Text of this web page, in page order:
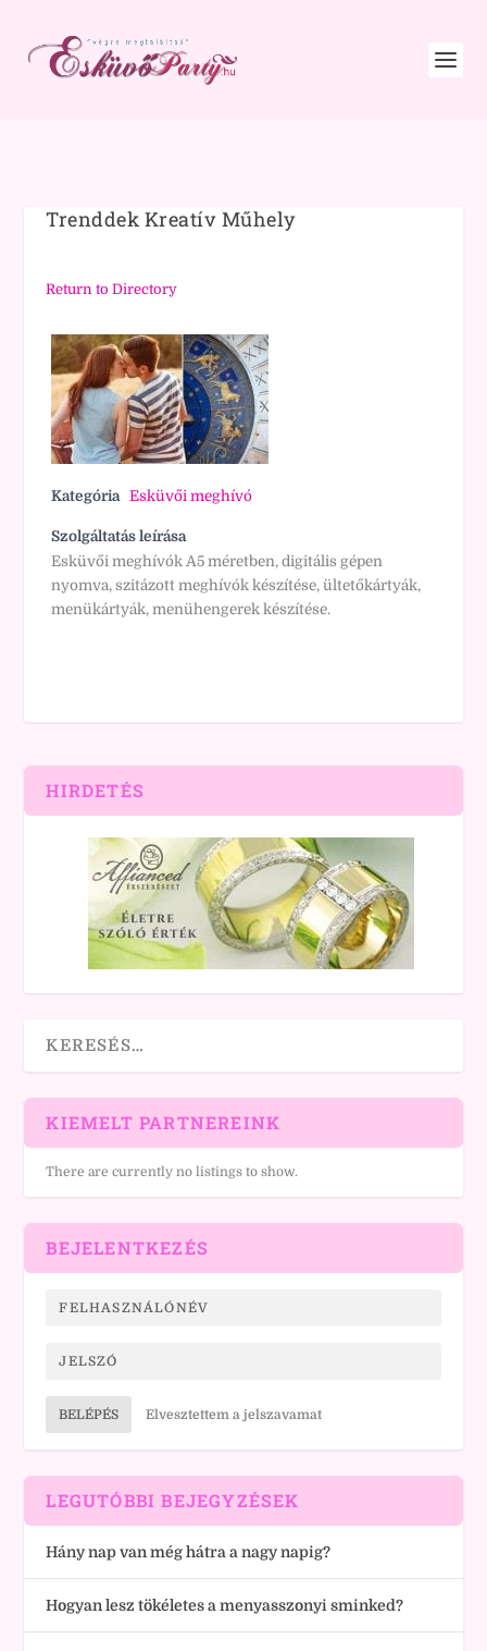
Trenddek Kreatív Műhely
Return to Directory
Kategória Esküvői meghívó
Szolgáltatás leírása
Esküvői meghívók A5 méretben, digitális gépen
nyomva, szitázott meghívók készítése, ültetőkártyák,
menükártyák, menühengerek készítése.
HIRDETÉS
KIEMELT PARTNEREINK
There are currently no listings to show.
BEJELENTKEZÉS
BELÉPÉS Elvesztettem a jelszavamat
LEGUTÓBBI BEJEGYZÉSEK
Hány nap van még hátra a nagy napig?
Hogyan lesz tökéletes a menyasszonyi sminked?